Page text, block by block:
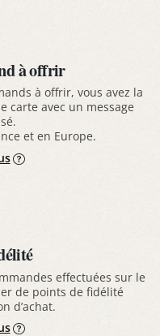
à offrir
à offrir, vous avez la
carte avec un message
et en Europe.
effectuées sur le
de points de fidélité
d’achat.